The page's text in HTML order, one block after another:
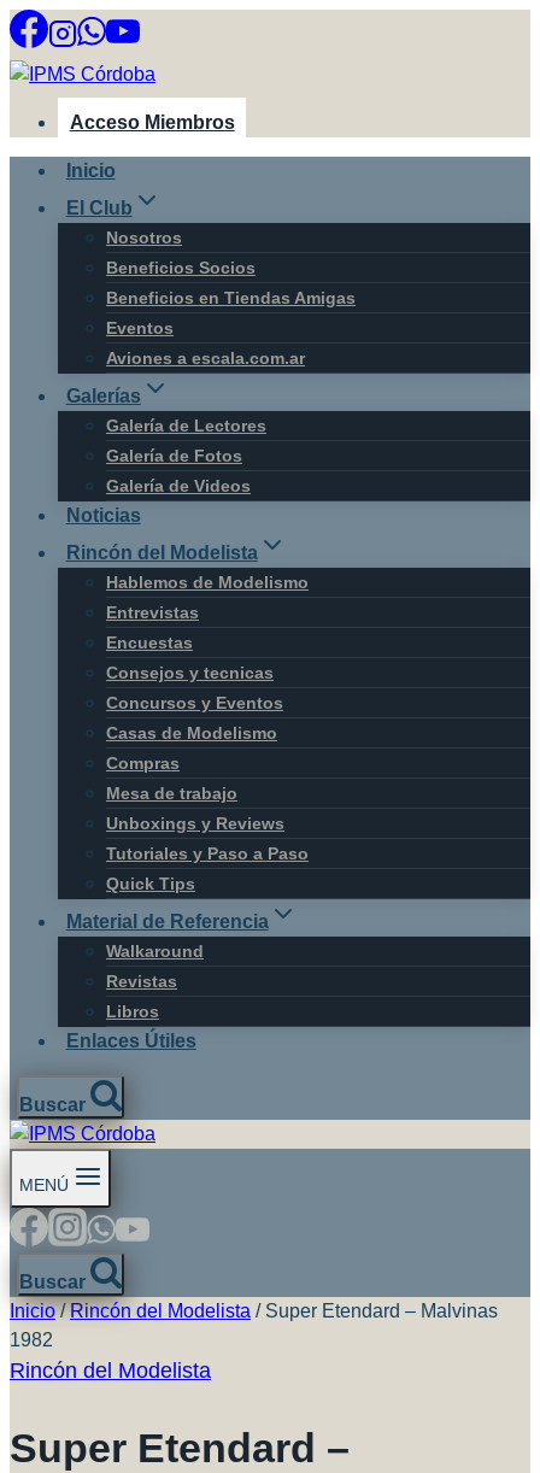
Saltar
al
contenido
Acceso Miembros
Inicio
El Club
Nosotros
Beneficios Socios
Beneficios en Tiendas Amigas
Eventos
Aviones a escala.com.ar
Galerías
Galería de Lectores
Galería de Fotos
Galería de Videos
Noticias
Rincón del Modelista
Hablemos de Modelismo
Entrevistas
Encuestas
Consejos y tecnicas
Concursos y Eventos
Casas de Modelismo
Compras
Mesa de trabajo
Unboxings y Reviews
Tutoriales y Paso a Paso
Quick Tips
Material de Referencia
Walkaround
Revistas
Libros
Enlaces Útiles
Buscar
MENÚ
Buscar
Inicio / Rincón del Modelista / Super Etendard – Malvinas
1982
Rincón del Modelista
Super Etendard –